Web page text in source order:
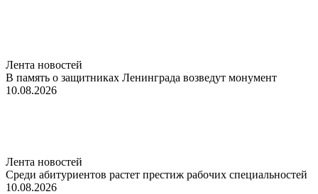
Лента новостей
В память о защитниках Ленинграда возведут монумент
10.08.2026
Лента новостей
Среди абитуриентов растет престиж рабочих специальностей
10.08.2026